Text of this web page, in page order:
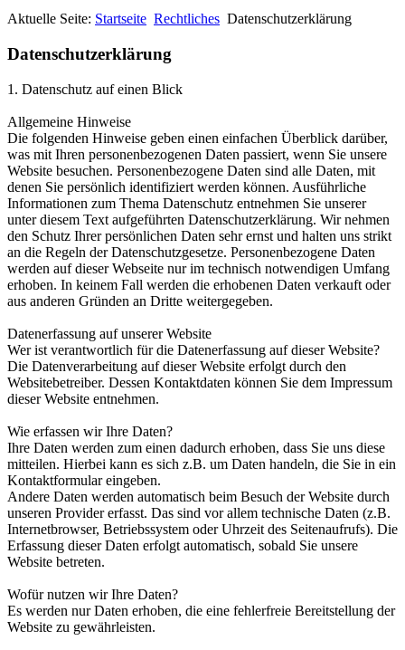
Aktuelle Seite: Startseite Rechtliches Datenschutzerklärung
Datenschutzerklärung
1. Datenschutz auf einen Blick
Allgemeine Hinweise
Die folgenden Hinweise geben einen einfachen Überblick darüber,
was mit Ihren personenbezogenen Daten passiert, wenn Sie unsere
Website besuchen. Personenbezogene Daten sind alle Daten, mit
denen Sie persönlich identifiziert werden können. Ausführliche
Informationen zum Thema Datenschutz entnehmen Sie unserer
unter diesem Text aufgeführten Datenschutzerklärung. Wir nehmen
den Schutz Ihrer persönlichen Daten sehr ernst und halten uns strikt
an die Regeln der Datenschutzgesetze. Personenbezogene Daten
werden auf dieser Webseite nur im technisch notwendigen Umfang
erhoben. In keinem Fall werden die erhobenen Daten verkauft oder
aus anderen Gründen an Dritte weitergegeben.
Datenerfassung auf unserer Website
Wer ist verantwortlich für die Datenerfassung auf dieser Website?
Die Datenverarbeitung auf dieser Website erfolgt durch den
Websitebetreiber. Dessen Kontaktdaten können Sie dem Impressum
dieser Website entnehmen.
Wie erfassen wir Ihre Daten?
Ihre Daten werden zum einen dadurch erhoben, dass Sie uns diese
mitteilen. Hierbei kann es sich z.B. um Daten handeln, die Sie in ein
Kontaktformular eingeben.
Andere Daten werden automatisch beim Besuch der Website durch
unseren Provider erfasst. Das sind vor allem technische Daten (z.B.
Internetbrowser, Betriebssystem oder Uhrzeit des Seitenaufrufs). Die
Erfassung dieser Daten erfolgt automatisch, sobald Sie unsere
Website betreten.
Wofür nutzen wir Ihre Daten?
Es werden nur Daten erhoben, die eine fehlerfreie Bereitstellung der
Website zu gewährleisten.